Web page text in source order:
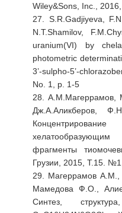
Wiley&Sons, Inc.,
27. S.R.Gadjiyeva,
N.T.Shamilov,
uranium(VI) by
photometric
3’-sulpho-5’-
No. 1, p. 1-5
28. А.М.Магеррамов,
Дж.А.Аликберов,
фрагменты
Грузии, 2015, Т.15.
29. Магеррамов А.М.,
Мамедова Ф.О.,
Синтез,